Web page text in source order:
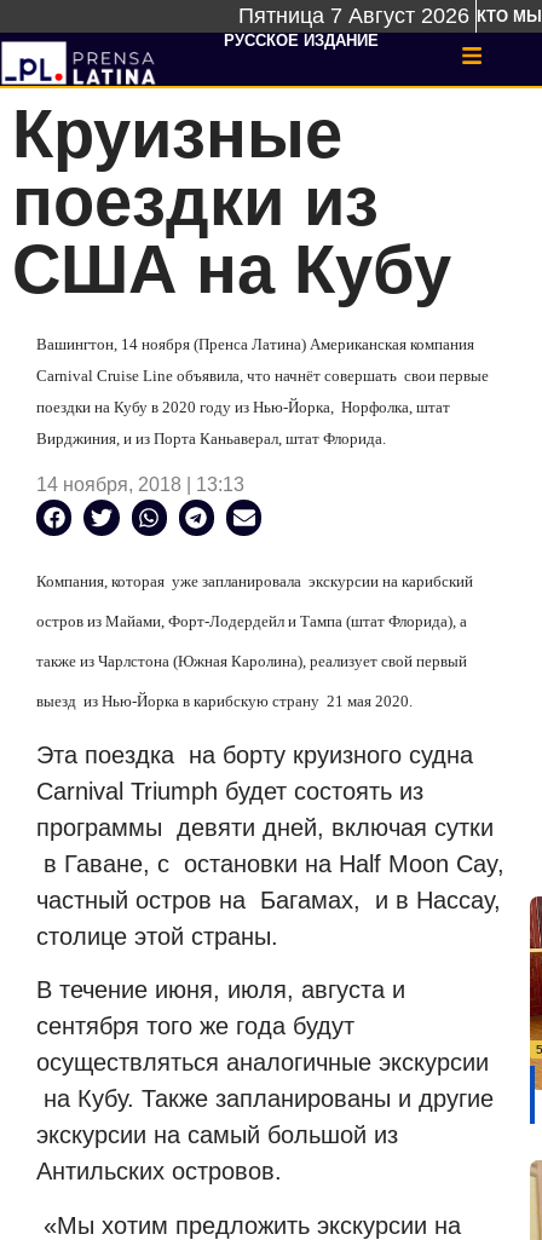
Пятница 7 Август 2026 КТО МЫ
РУССКОЕ ИЗДАНИЕ
Круизные
поездки из
США на Кубу
Вашингтон, 14 ноября (Пренса Латина) Американская компания
Carnival Cruise Line объявила, что начнёт совершать свои первые
поездки на Кубу в 2020 году из Нью-Йорка, Норфолка, штат
Вирджиния, и из Порта Каньаверал, штат Флорида.
14 ноября, 2018 | 13:13
Компания, которая уже запланировала экскурсии на карибский
остров из Майами, Форт-Лодердейл и Тампа (штат Флорида), а
также из Чарлстона (Южная Каролина), реализует свой первый
выезд из Нью-Йорка в карибскую страну 21 мая 2020.
Эта поездка на борту круизного судна
Carnival Triumph будет состоять из
программы девяти дней, включая сутки
в Гаване, с остановки на Half Moon Cay,
частный остров на Багамах,
и в Нассау,
столице этой страны.
В течение июня, июля, августа и
сентября того же года будут
осуществляться аналогичные экскурсии
на Кубу. Также запланированы и другие
экскурсии на самый большой из
Антильских островов.
«Мы хотим предложить экскурсии на